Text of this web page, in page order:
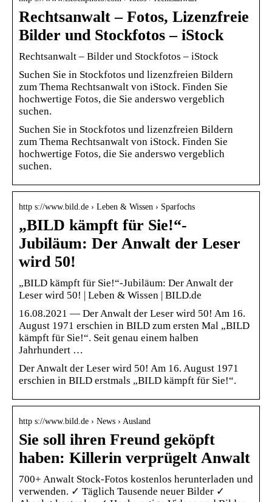
Rechtsanwalt – Fotos, Lizenzfreie
Bilder und Stockfotos – iStock
Rechtsanwalt – Bilder und Stockfotos – iStock
Suchen Sie in Stockfotos und lizenzfreien Bildern
zum Thema Rechtsanwalt von iStock. Finden Sie
hochwertige Fotos, die Sie anderswo vergeblich
suchen.
Suchen Sie in Stockfotos und lizenzfreien Bildern
zum Thema Rechtsanwalt von iStock. Finden Sie
hochwertige Fotos, die Sie anderswo vergeblich
suchen.
http s://www.bild.de › Leben & Wissen › Sparfochs
„BILD kämpft für Sie!“-
Jubiläum: Der Anwalt der Leser
wird 50!
„BILD kämpft für Sie!“-Jubiläum: Der Anwalt der
Leser wird 50! | Leben & Wissen | BILD.de
16.08.2021 — Der Anwalt der Leser wird 50! Am 16.
August 1971 erschien in BILD zum ersten Mal „BILD
kämpft für Sie!“. Seit genau einem halben
Jahrhundert …
Der Anwalt der Leser wird 50! Am 16. August 1971
erschien in BILD erstmals „BILD kämpft für Sie!“.
http s://www.bild.de › News › Ausland
Sie soll ihren Freund geköpft
haben: Killerin verprügelt Anwalt
700+ Anwalt Stock-Fotos kostenlos herunterladen und
verwenden. ✓ Täglich Tausende neuer Bilder ✓